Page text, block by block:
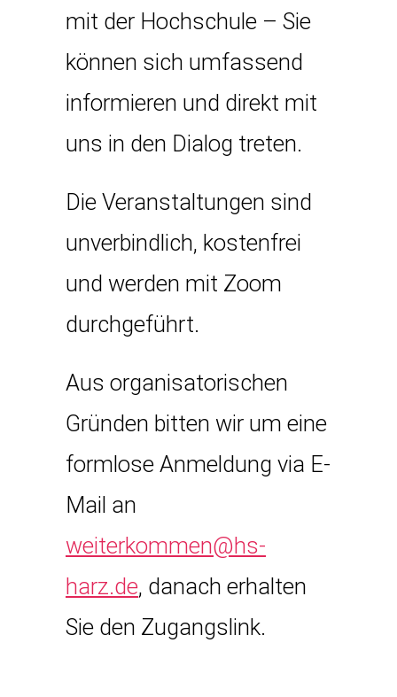
mit der Hochschule – Sie
können sich umfassend
informieren und direkt mit
uns in den Dialog treten.
Die Veranstaltungen sind
unverbindlich, kostenfrei
und werden mit Zoom
durchgeführt.
Aus organisatorischen
Gründen bitten wir um eine
formlose Anmeldung via E-
Mail an
weiterkommen@hs-
harz.de, danach erhalten
Sie den Zugangslink.